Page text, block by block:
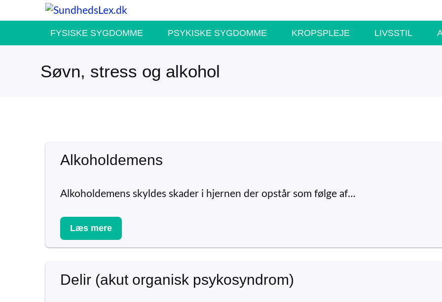
til
FYSISKE SYGDOMME PSYKISKE SYGDOMME KROPSPLEJE LIVSSTIL
Søvn, stress og alkohol
Alkoholdemens
Alkoholdemens skyldes skader i hjernen der opstår som følge af…
Læs mere
Delir (akut organisk psykosyndrom)